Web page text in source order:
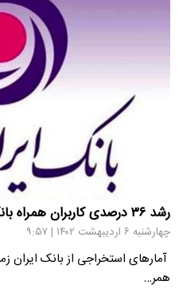
رشد ۳۶ درصدی کاربران همراه بانک ایران زمین
چهارشنبه ۶ اردیبهشت ۱۴۰۲ | ۹:۵۷
همر…